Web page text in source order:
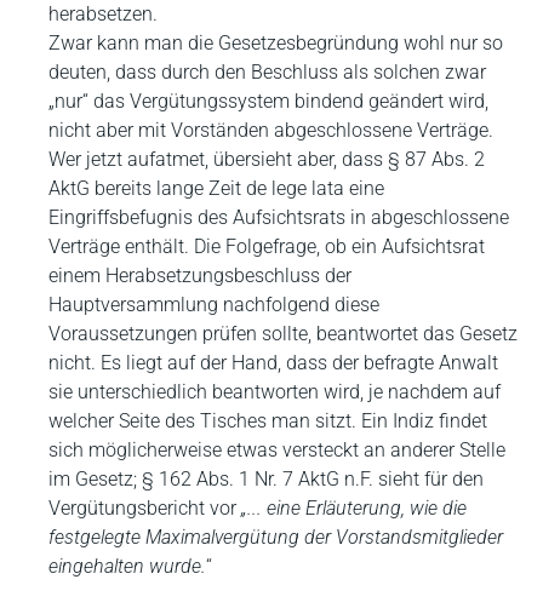
herabsetzen.
Zwar kann man die Gesetzesbegründung wohl nur so
deuten, dass durch den Beschluss als solchen zwar
„nur“ das Vergütungssystem bindend geändert wird,
nicht aber mit Vorständen abgeschlossene Verträge.
Wer jetzt aufatmet, übersieht aber, dass § 87 Abs. 2
AktG bereits lange Zeit de lege lata eine
Eingriffsbefugnis des Aufsichtsrats in abgeschlossene
Verträge enthält. Die Folgefrage, ob ein Aufsichtsrat
einem Herabsetzungsbeschluss der
Hauptversammlung nachfolgend diese
Voraussetzungen prüfen sollte, beantwortet das Gesetz
nicht. Es liegt auf der Hand, dass der befragte Anwalt
sie unterschiedlich beantworten wird, je nachdem auf
welcher Seite des Tisches man sitzt. Ein Indiz findet
sich möglicherweise etwas versteckt an anderer Stelle
im Gesetz; § 162 Abs. 1 Nr. 7 AktG n.F. sieht für den
Vergütungsbericht vor„... eine Erläuterung, wie die
festgelegte Maximalvergütung der Vorstandsmitglieder
eingehalten wurde.“